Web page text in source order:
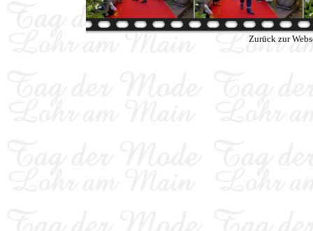
Zurück zur